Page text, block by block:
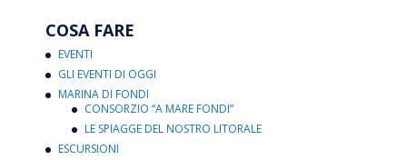
COSA FARE
EVENTI
GLI EVENTI DI OGGI
MARINA DI FONDI
CONSORZIO “A MARE FONDI”
LE SPIAGGE DEL NOSTRO LITORALE
ESCURSIONI